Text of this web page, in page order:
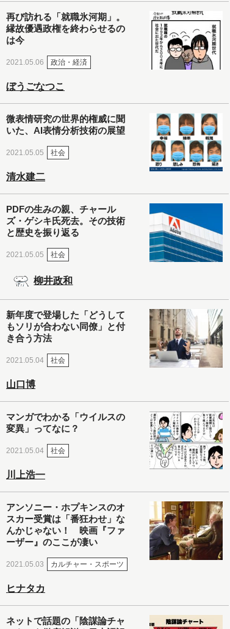
再び訪れる「就職氷河期」。
縁故優遇政権を終わらせるの
は今
2021.05.06 政治・経済
ぼうごなつこ
微表情研究の世界的権威に聞
いた、AI表情分析技術の展望
2021.05.05 社会
清水建二
PDFの生みの親、チャール
ズ・ゲシキ氏死去。その技術
と歴史を振り返る
2021.05.05 社会
柳井政和
新年度で登場した「どうして
もソリが合わない同僚」と付
き合う方法
2021.05.04 社会
山口博
マンガでわかる「ウイルスの
変異」ってなに？
2021.05.04 社会
川上浩一
アンソニー・ホプキンスのオ
スカー受賞は「番狂わせ」な
んかじゃない！ 映画『ファ
ーザー』のここが凄い
2021.05.03 カルチャー・スポーツ
ヒナタカ
ネットで話題の「陰謀論チャ